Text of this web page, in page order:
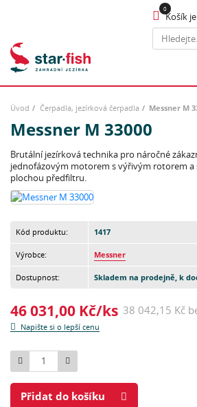
Hledat
Košík
Úvod Čerpadla, jezírková čerpadla Messner M
Messner M 33000
Brutální jezírková technika pro náročné
jednofázovým motorem s výřivým rotorem a
plochou předfiltru.
Kód produktu: 1417
Výrobce: Messner
Dostupnost: Skladem na prodejně, k
46 031,00 Kč/ks 38 042,15 Kč
Napište si o lepší cenu
Počet
Přidat do košíku